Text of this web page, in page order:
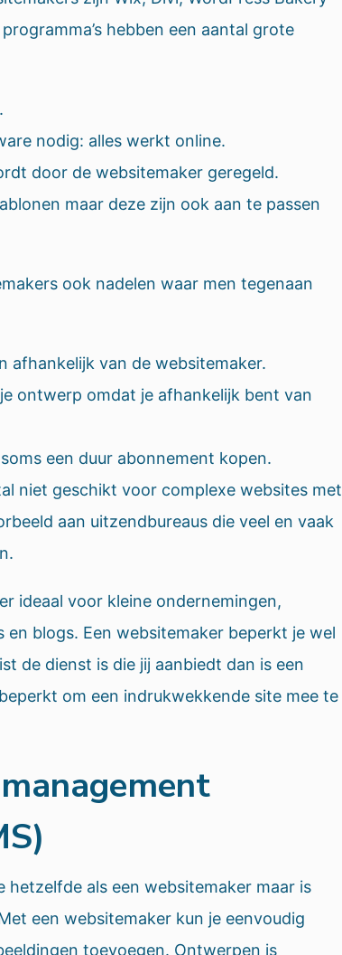
hebben een aantal grote
nodig: alles werkt online.
door de websitemaker geregeld.
maar deze zijn ook aan te passen
ook nadelen waar men tegenaan
afhankelijk van de websitemaker.
ontwerp omdat je afhankelijk bent van
een duur abonnement kopen.
niet geschikt voor complexe websites met
aan uitzendbureaus die veel en vaak
ideaal voor kleine ondernemingen,
blogs. Een websitemaker beperkt je wel
de dienst is die jij aanbiedt dan is een
om een indrukwekkende site mee te
hetzelfde als een websitemaker maar is
een websitemaker kun je eenvoudig
toevoegen. Ontwerpen is